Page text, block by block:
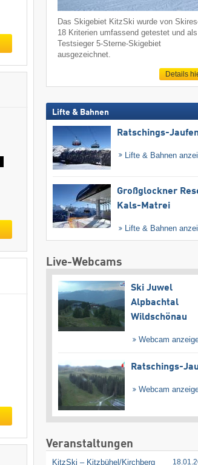
Das Skigebiet KitzSki wurde von
18 Kriterien umfassend getestet und als
Testsieger 5-Sterne-Skigebiet
ausgezeichnet.
Details
Lifte & Bahnen
Ratschings-
Lifte & Bahnen
Großglockner
Kals-Matrei
Lifte & Bahnen
Live-Webcams
Ski Juwel
Alpbachtal
Wildschönau
Webcam
Ratschings-
Webcam
Veranstaltungen
KitzSki – Kitzbühel/​Kirchberg